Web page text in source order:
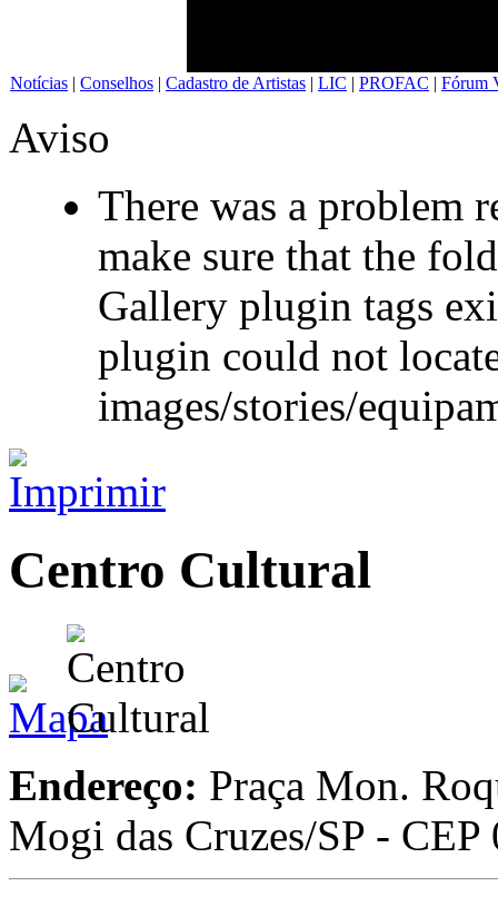
Notícias | Conselhos | Cadastro de Artistas | LIC | PROFAC | Fórum
Aviso
There was a problem
make sure that the
Gallery plugin tags
plugin could not
images/stories/
Centro Cultural
Endereço: Praça Mon.
Mogi das Cruzes/SP - CEP